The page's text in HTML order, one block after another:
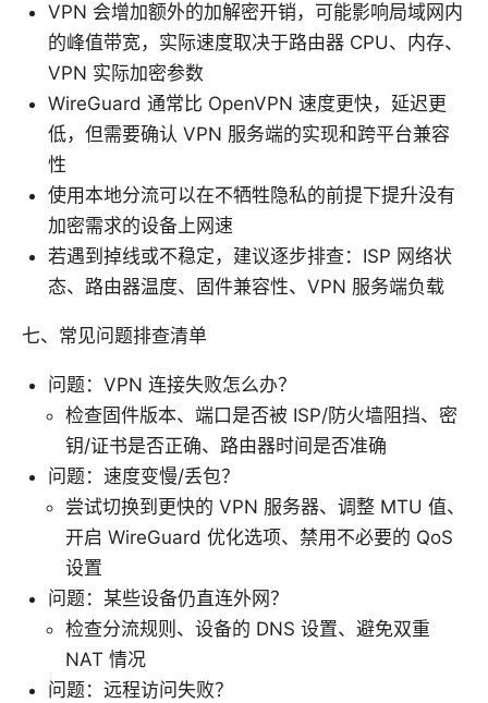
VPN 会增加额外的加解密开销，可能影响局域网内
的峰值带宽，实际速度取决于路由器 CPU、内存、
VPN 实际加密参数
WireGuard 通常比 OpenVPN 速度更快，延迟更
低，但需要确认 VPN 服务端的实现和跨平台兼容
性
使用本地分流可以在不牺牲隐私的前提下提升没有
加密需求的设备上网速
若遇到掉线或不稳定，建议逐步排查：ISP 网络状
态、路由器温度、固件兼容性、VPN 服务端负载
七、常见问题排查清单
问题：VPN 连接失败怎么办？
检查固件版本、端口是否被 ISP/防火墙阻挡、密
钥/证书是否正确、路由器时间是否准确
问题：速度变慢/丢包？
尝试切换到更快的 VPN 服务器、调整 MTU 值、
开启 WireGuard 优化选项、禁用不必要的 QoS
设置
问题：某些设备仍直连外网？
检查分流规则、设备的 DNS 设置、避免双重
NAT 情况
问题：远程访问失败？